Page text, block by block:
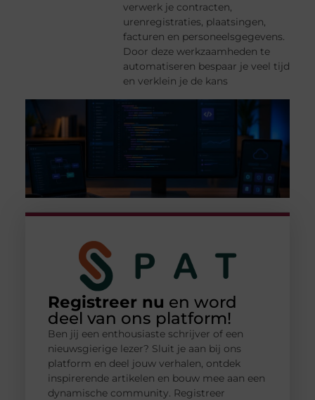
verwerk je contracten,
urenregistraties, plaatsingen,
facturen en personeelsgegevens.
Door deze werkzaamheden te
automatiseren bespaar je veel tijd
en verklein je de kans
Registreer nu en word
deel van ons platform!
Ben jij een enthousiaste schrijver of een
nieuwsgierige lezer? Sluit je aan bij ons
platform en deel jouw verhalen, ontdek
inspirerende artikelen en bouw mee aan een
dynamische community. Registreer